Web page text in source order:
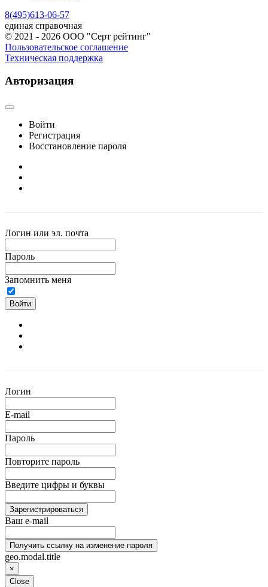
8(495)613-06-57
единая справочная
© 2021 - 2026 ООО "Серт рейтинг"
Пользовательское соглашение
Техническая поддержка
Авторизация
Войти
Регистрация
Восстановление пароля
Логин или эл. почта
Пароль
Запомнить меня
Войти
Логин
E-mail
Пароль
Повторите пароль
Введите цифры и буквы
Зарегистрироваться
Ваш e-mail
Получить ссылку на изменение пароля
geo.modal.title
×
Close